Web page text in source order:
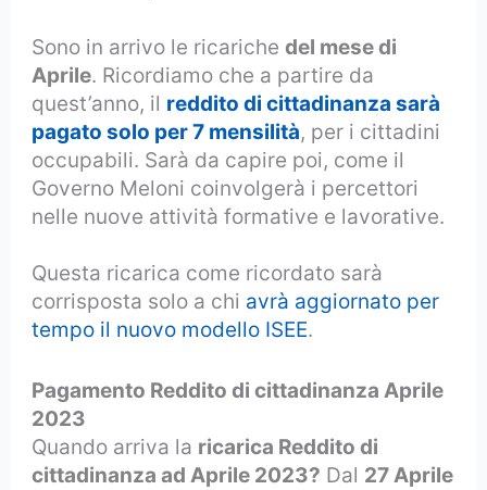
Sono in arrivo le ricarichedel mese di
Aprile. Ricordiamo che a partire da
quest’anno, il reddito di cittadinanza sarà
pagato solo per 7 mensilità, per i cittadini
occupabili. Sarà da capire poi, come il
Governo Meloni coinvolgerà i percettori
nelle nuove attività formative e lavorative.
Questa ricarica come ricordato sarà
corrisposta solo a chi avrà aggiornato per
tempo il nuovo modello ISEE.
Pagamento Reddito di cittadinanza Aprile
2023
Quando arriva la ricarica Reddito di
cittadinanza ad Aprile 2023? Dal 27 Aprile